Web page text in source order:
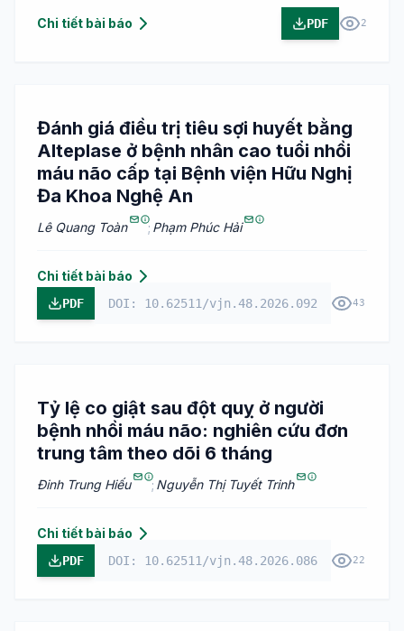
Chi tiết bài báo PDF 2
Đánh giá điều trị tiêu sợi huyết bằng
Alteplase ở bệnh nhân cao tuổi nhồi
máu não cấp tại Bệnh viện Hữu Nghị
Đa Khoa Nghệ An
Lê Quang Toàn ; Phạm Phúc Hải
Chi tiết bài báo
PDF DOI: 10.62511/vjn.48.2026.092 43
Tỷ lệ co giật sau đột quỵ ở người
bệnh nhồi máu não: nghiên cứu đơn
trung tâm theo dõi 6 tháng
Đinh Trung Hiếu ; Nguyễn Thị Tuyết Trinh
Chi tiết bài báo
PDF DOI: 10.62511/vjn.48.2026.086 22